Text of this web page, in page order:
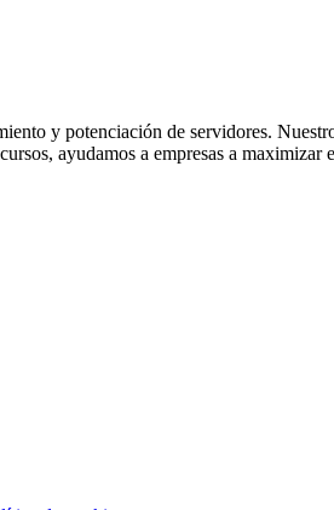
y potenciación de servidores.
ayudamos a empresas a